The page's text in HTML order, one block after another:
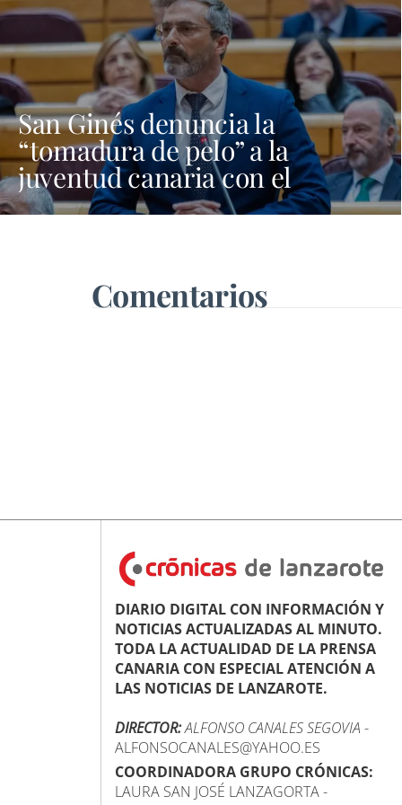
San Ginés denuncia la
“tomadura de pelo” a la
juventud canaria con el
programa Verano Joven
Comentarios
DIARIO DIGITAL CON INFORMACIÓN Y
NOTICIAS ACTUALIZADAS AL MINUTO.
TODA LA ACTUALIDAD DE LA PRENSA
CANARIA CON ESPECIAL ATENCIÓN A
LAS NOTICIAS DE LANZAROTE.
DIRECTOR:ALFONSO CANALES SEGOVIA -
ALFONSOCANALES@YAHOO.ES
COORDINADORA GRUPO CRÓNICAS:
LAURA SAN JOSÉ LANZAGORTA -